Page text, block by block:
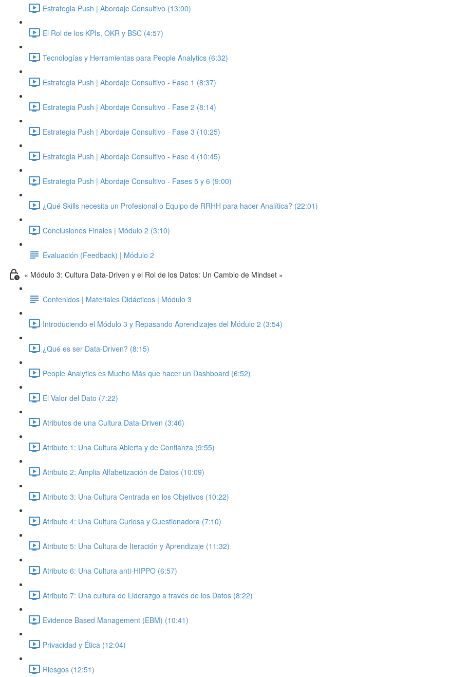
Estrategia Push | Abordaje Consultivo (13:00)
El Rol de los KPIs, OKR y BSC (4:57)
Tecnologías y Herramientas para People Analytics (6:32)
Estrategia Push | Abordaje Consultivo - Fase 1 (8:37)
Estrategia Push | Abordaje Consultivo - Fase 2 (8:14)
Estrategia Push | Abordaje Consultivo - Fase 3 (10:25)
Estrategia Push | Abordaje Consultivo - Fase 4 (10:45)
Estrategia Push | Abordaje Consultivo - Fases 5 y 6 (9:00)
¿Qué Skills necesita un Profesional o Equipo de RRHH para hacer Analítica? (22:01)
Conclusiones Finales | Módulo 2 (3:10)
Evaluación (Feedback) | Módulo 2
« Módulo 3: Cultura Data-Driven y el Rol de los Datos: Un Cambio de Mindset »
Contenidos | Materiales Didácticos | Módulo 3
Introduciendo el Módulo 3 y Repasando Aprendizajes del Módulo 2 (3:54)
¿Qué es ser Data-Driven? (8:15)
People Analytics es Mucho Más que hacer un Dashboard (6:52)
El Valor del Dato (7:22)
Atributos de una Cultura Data-Driven (3:46)
Atributo 1: Una Cultura Abierta y de Confianza (9:55)
Atributo 2: Amplia Alfabetización de Datos (10:09)
Atributo 3: Una Cultura Centrada en los Objetivos (10:22)
Atributo 4: Una Cultura Curiosa y Cuestionadora (7:10)
Atributo 5: Una Cultura de Iteración y Aprendizaje (11:32)
Atributo 6: Una Cultura anti-HIPPO (6:57)
Atributo 7: Una cultura de Liderazgo a través de los Datos (8:22)
Evidence Based Management (EBM) (10:41)
Privacidad y Ética (12:04)
Riesgos (12:51)